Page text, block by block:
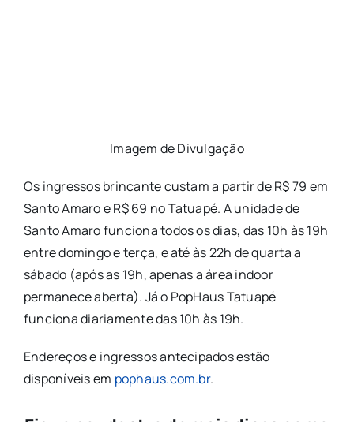
Imagem de Divulgação
Os ingressos brincante custam a partir de R$ 79 em
Santo Amaro e R$ 69 no Tatuapé. A unidade de
Santo Amaro funciona todos os dias, das 10h às 19h
entre domingo e terça, e até às 22h de quarta a
sábado (após as 19h, apenas a área indoor
permanece aberta). Já o PopHaus Tatuapé
funciona diariamente das 10h às 19h.
Endereços e ingressos antecipados estão
disponíveis em pophaus.com.br.